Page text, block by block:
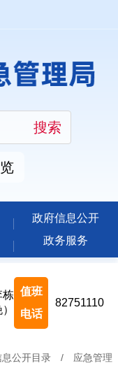
政府信息公开
政务服务
栋 值班
电话
82751110
息公开目录 / 应急管理